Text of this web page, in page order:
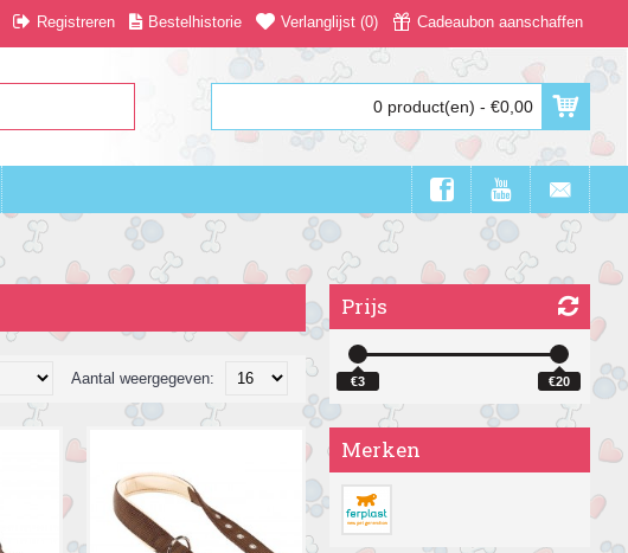
Registreren Bestelhistorie Verlanglijst (0) Cadeaubon aanschaffen
0 product(en) - €0,00
Prijs
€3 €20
Merken
Aantal weergegeven: